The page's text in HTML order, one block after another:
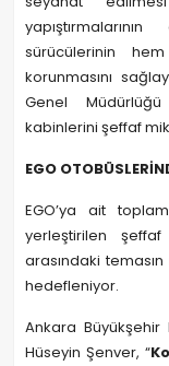
sürücülerinin
korunmasını
Genel
kabinlerini şeffaf
EGO
EGO’ya ait
yerleştirilen
arasındaki
hedefleniyor.
Ankara
Hüseyin Şenver, “